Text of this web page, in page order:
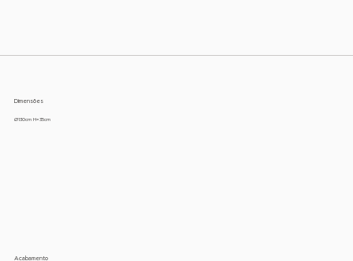
Dimensões
Ø130cm H=35cm
Acabamento